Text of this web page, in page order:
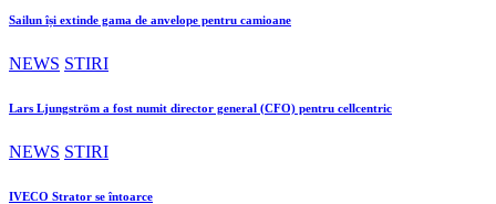
Sailun își extinde gama de anvelope pentru camioane
NEWS STIRI
Lars Ljungström a fost numit director general (CFO) pentru cellcentric
NEWS STIRI
IVECO Strator se întoarce